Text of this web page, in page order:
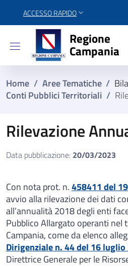
ACCESSO RAPIDO
Regione
Campania
Home / Aree Tematiche /
Conti Pubblici Territoriali /
Rilevazione
Data pubblicazione: 20/03/2023
Con nota prot. n.458411 del
avvio alla rilevazione dei dati
all’annualità 2018 degli enti
Pubblico Allargato operanti nel
Campania, come da elenco
Dirigenziale n. 44 del 16
Direttrice Generale per le